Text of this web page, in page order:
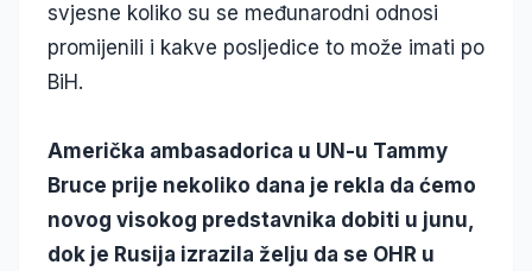
svjesne koliko su se međunarodni odnosi
promijenili i kakve posljedice to može imati po
BiH.
Američka ambasadorica u UN-u Tammy
Bruce prije nekoliko dana je rekla da ćemo
novog visokog predstavnika dobiti u junu,
dok je Rusija izrazila želju da se OHR u